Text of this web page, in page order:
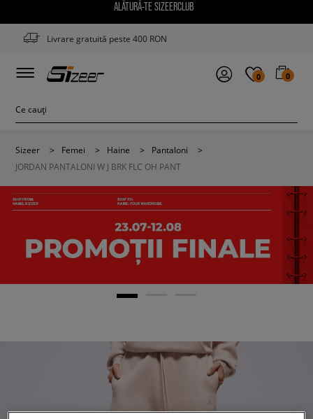
ALĂTURĂ-TE SIZEERCLUB
Livrare gratuită peste 400 RON
0 0
Sizeer > Femei > Haine > Pantaloni
>
JORDAN PANTALONI W J BRK FLC OH PANT